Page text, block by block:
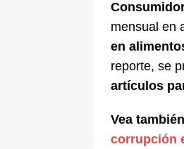
mensual en
en
reporte, se
artículos
Vea
corrupción